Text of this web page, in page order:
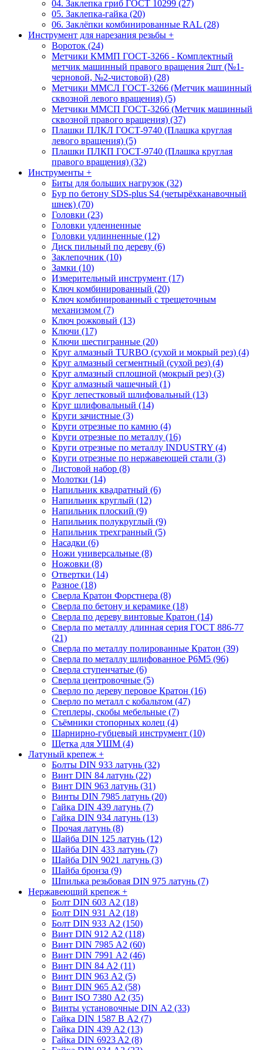
04. Заклепка гриб ГОСТ 10299 (27)
05. Заклепка-гайка (20)
06. Заклёпки комбинированные RAL (28)
Инструмент для нарезания резьбы +
Вороток (24)
Метчики КММП ГОСТ-3266 - Комплектный
метчик машинный правого вращения 2шт (№1-
черновой, №2-чистовой) (28)
Метчики ММСЛ ГОСТ-3266 (Метчик машинный
сквозной левого вращения) (5)
Метчики ММСП ГОСТ-3266 (Метчик машинный
сквозной правого вращения) (37)
Плашки ПЛКЛ ГОСТ-9740 (Плашка круглая
левого вращения) (5)
Плашки ПЛКП ГОСТ-9740 (Плашка круглая
правого вращения) (32)
Инструменты +
Биты для больших нагрузок (32)
Бур по бетону SDS-plus S4 (четырёхканавочный
шнек) (70)
Головки (23)
Головки удленненные
Головки удлинненные (12)
Диск пильный по дереву (6)
Заклепочник (10)
Замки (10)
Измерительный инструмент (17)
Ключ комбинированный (20)
Ключ комбинированный с трещеточным
механизмом (7)
Ключ рожковый (13)
Ключи (17)
Ключи шестигранные (20)
Круг алмазный TURBO (сухой и мокрый рез) (4)
Круг алмазный сегментный (сухой рез) (4)
Круг алмазный сплошной (мокрый рез) (3)
Круг алмазный чашечный (1)
Круг лепестковый шлифовальный (13)
Круг шлифовальный (14)
Круги зачистные (3)
Круги отрезные по камню (4)
Круги отрезные по металлу (16)
Круги отрезные по металлу INDUSTRY (4)
Круги отрезные по нержавеющей стали (3)
Листовой набор (8)
Молотки (14)
Напильник квадратный (6)
Напильник круглый (12)
Напильник плоский (9)
Напильник полукруглый (9)
Напильник трехгранный (5)
Насадки (6)
Ножи универсальные (8)
Ножовки (8)
Отвертки (14)
Разное (18)
Сверла Кратон Форстнера (8)
Сверла по бетону и керамике (18)
Сверла по дереву винтовые Кратон (14)
Сверла по металлу длинная серия ГОСТ 886-77
(21)
Сверла по металлу полированные Кратон (39)
Сверла по металлу шлифованное Р6М5 (96)
Сверла ступенчатые (6)
Сверла центровочные (5)
Сверло по дереву перовое Кратон (16)
Сверло по металл с кобальтом (47)
Степлеры, скобы мебельные (7)
Съёмники стопорных колец (4)
Шарнирно-губцевый инструмент (10)
Щетка для УШМ (4)
Латуный крепеж +
Болты DIN 933 латунь (32)
Винт DIN 84 латунь (22)
Винт DIN 963 латунь (31)
Винты DIN 7985 латунь (20)
Гайка DIN 439 латунь (7)
Гайка DIN 934 латунь (13)
Прочая латунь (8)
Шайба DIN 125 латунь (12)
Шайба DIN 433 латунь (7)
Шайба DIN 9021 латунь (3)
Шайба бронза (9)
Шпилька резьбовая DIN 975 латунь (7)
Нержавеющий крепеж +
Болт DIN 603 А2 (18)
Болт DIN 931 А2 (18)
Болт DIN 933 А2 (150)
Винт DIN 912 А2 (118)
Винт DIN 7985 А2 (60)
Винт DIN 7991 А2 (46)
Винт DIN 84 А2 (11)
Винт DIN 963 А2 (5)
Винт DIN 965 А2 (58)
Винт ISO 7380 А2 (35)
Винты установочные DIN А2 (33)
Гайка DIN 1587 В А2 (7)
Гайка DIN 439 А2 (13)
Гайка DIN 6923 A2 (8)